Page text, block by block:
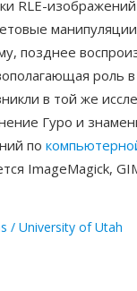
RLE-
позднее
роль
в той же
Гуро и
по
ImageMagick,
/ University of Utah